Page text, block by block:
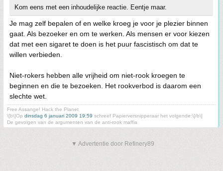
Kom eens met een inhoudelijke reactie. Eentje maar.
Je mag zelf bepalen of en welke kroeg je voor je plezier binnen
gaat. Als bezoeker en om te werken. Als mensen er voor kiezen
dat met een sigaret te doen is het puur fascistisch om dat te
willen verbieden.
Niet-rokers hebben alle vrijheid om niet-rook kroegen te
beginnen en die te bezoeken. Het rookverbod is daarom een
slechte wet.
Free Assange! Hack the Planet
\[b\]Op dinsdag 6 januari 2009 19:59 schreef Papierversnipperaar het volgende:\[/b\]
De gevolgen van de argumenten van de anti-rook maffia
▼ Advertentie door Refinery89